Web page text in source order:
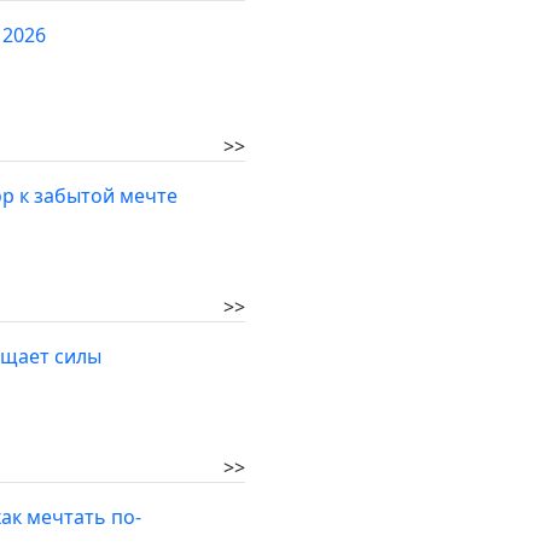
>>
к забытой мечте
>>
силы
>>
мечтать по-